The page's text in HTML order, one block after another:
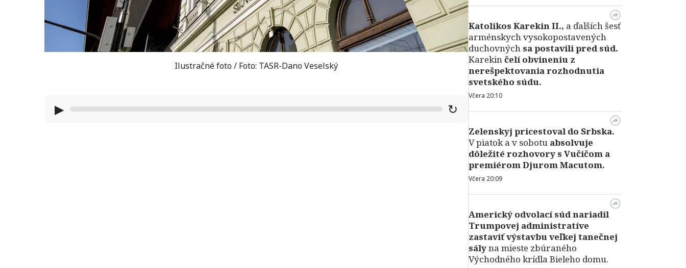
Ilustračné foto / Foto: TASR-Dano Veselský
▶ ↻
Katolikos Karekin II., a ďalších šesť
arménskych vysokopostavených
duchovných sa postavili pred súd.
Karekinčelí obvineniu z
nerešpektovania rozhodnutia
svetského súdu.
Včera 20:10
Zelenskyj pricestoval do Srbska.
V piatok a v sobotu absolvuje
dôležité rozhovory s Vučičom a
premiérom Djurom Macutom.
Včera 20:09
Americký odvolací súd nariadil
Trumpovej administratíve
zastaviť výstavbu veľkej tanečnej
sályna mieste zbúraného
Východného krídla Bieleho domu.